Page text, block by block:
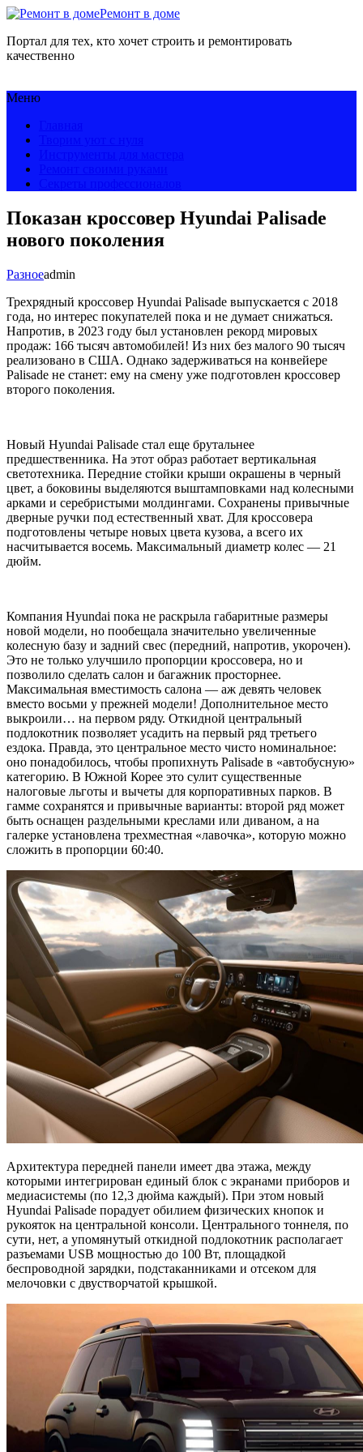
Ремонт в доме
Портал для тех, кто хочет строить и ремонтировать
качественно
Меню
Показан кроссовер Hyundai Palisade
нового поколения
Разноеadmin
Трехрядный кроссовер Hyundai Palisade выпускается с 2018
года, но интерес покупателей пока и не думает снижаться.
Напротив, в 2023 году был установлен рекорд мировых
продаж: 166 тысяч автомобилей! Из них без малого 90 тысяч
реализовано в США. Однако задерживаться на конвейере
Palisade не станет: ему на смену уже подготовлен кроссовер
второго поколения.
Новый Hyundai Palisade стал еще брутальнее
предшественника. На этот образ работает вертикальная
светотехника. Передние стойки крыши окрашены в черный
цвет, а боковины выделяются выштамповками над колесными
арками и серебристыми молдингами. Сохранены привычные
дверные ручки под естественный хват. Для кроссовера
подготовлены четыре новых цвета кузова, а всего их
насчитывается восемь. Максимальный диаметр колес — 21
дюйм.
Компания Hyundai пока не раскрыла габаритные размеры
новой модели, но пообещала значительно увеличенные
колесную базу и задний свес (передний, напротив, укорочен).
Это не только улучшило пропорции кроссовера, но и
позволило сделать салон и багажник просторнее.
Максимальная вместимость салона — аж девять человек
вместо восьми у прежней модели! Дополнительное место
выкроили… на первом ряду. Откидной центральный
подлокотник позволяет усадить на первый ряд третьего
ездока. Правда, это центральное место чисто номинальное:
оно понадобилось, чтобы пропихнуть Palisade в «автобусную»
категорию. В Южной Корее это сулит существенные
налоговые льготы и вычеты для корпоративных парков. В
гамме сохранятся и привычные варианты: второй ряд может
быть оснащен раздельными креслами или диваном, а на
галерке установлена трехместная «лавочка», которую можно
сложить в пропорции 60:40.
Архитектура передней панели имеет два этажа, между
которыми интегрирован единый блок с экранами приборов и
медиасистемы (по 12,3 дюйма каждый). При этом новый
Hyundai Palisade порадует обилием физических кнопок и
рукояток на центральной консоли. Центрального тоннеля, по
сути, нет, а упомянутый откидной подлокотник располагает
разъемами USB мощностью до 100 Вт, площадкой
беспроводной зарядки, подстаканниками и отсеком для
мелочовки с двустворчатой крышкой.